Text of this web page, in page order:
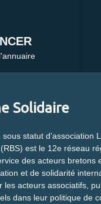
Solidaire
statut d’association
est le 12e réseau
des acteurs bretons
et de solidarité
acteurs associatifs,
dans leur politique de